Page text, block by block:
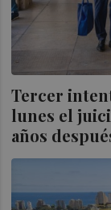
Tercer
lunes el
años